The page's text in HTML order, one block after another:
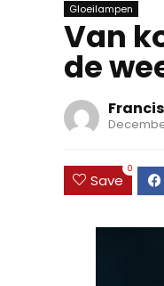
Gloeilampen
Van
de
Francis
Save
0